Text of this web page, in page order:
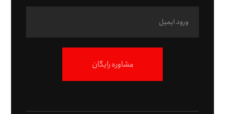
مشاوره رایگان